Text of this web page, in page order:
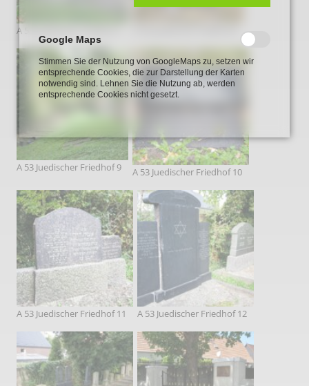
A 53 Juedischer Friedhof 7
A 53 Juedischer Friedhof 9 A 53 Juedischer Friedhof 10
A 53 Juedischer Friedhof 11 A 53 Juedischer Friedhof 12
Google Maps
Stimmen Sie der Nutzung von GoogleMaps zu, setzen wir
entsprechende Cookies, die zur Darstellung der Karten
notwendig sind. Lehnen Sie die Nutzung ab, werden
entsprechende Cookies nicht gesetzt.